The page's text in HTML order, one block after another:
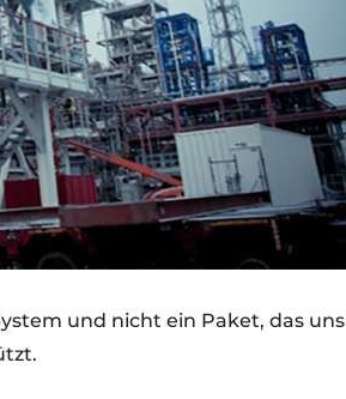
und nicht ein Paket, das uns